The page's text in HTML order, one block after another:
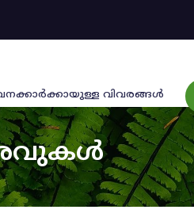
വിവരങ്ങള്‍